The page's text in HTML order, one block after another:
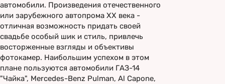
автомобили. Произведения отечественного
или зарубежного автопрома XX века -
отличная возможность придать своей
свадьбе особый шик и стиль, привлечь
восторженные взгляды и объективы
фотокамер. Наибольшим успехом в этом
плане пользуются автомобили ГАЗ-14
"Чайка", Mercedes-Benz Pulman, Al Capone,